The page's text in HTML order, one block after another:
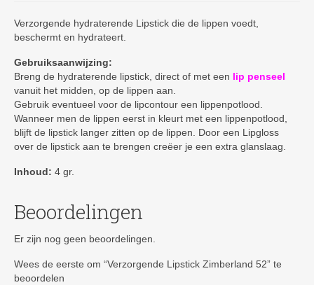
Verzorgende hydraterende Lipstick die de lippen voedt,
beschermt en hydrateert.
Gebruiksaanwijzing:
Breng de hydraterende lipstick, direct of met een lip penseel
vanuit het midden, op de lippen aan.
Gebruik eventueel voor de lipcontour een lippenpotlood.
Wanneer men de lippen eerst in kleurt met een lippenpotlood,
blijft de lipstick langer zitten op de lippen. Door een Lipgloss
over de lipstick aan te brengen creëer je een extra glanslaag.
Inhoud: 4 gr.
Beoordelingen
Er zijn nog geen beoordelingen.
Wees de eerste om “Verzorgende Lipstick Zimberland 52” te
beoordelen